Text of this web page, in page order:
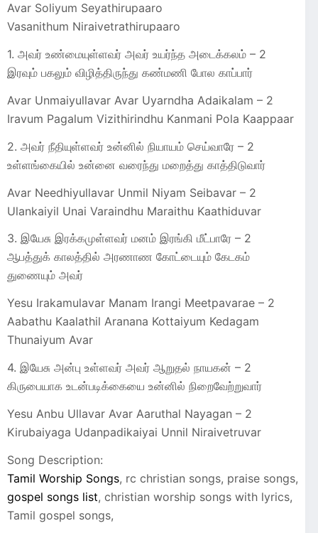
Avar Soliyum Seyathirupaaro
Vasanithum Niraivetrathirupaaro
1. அவர் உண்மையுள்ளவர் அவர் உயர்ந்த அடைக்கலம் – 2
இரவும் பகலும் விழித்திருந்து கண்மணி போல காப்பார்
Avar Unmaiyullavar Avar Uyarndha Adaikalam – 2
Iravum Pagalum Vizithirindhu Kanmani Pola Kaappaar
2. அவர் நீதியுள்ளவர் உன்னில் நியாயம் செய்வாரே – 2
உள்ளங்கையில் உன்னை வரைந்து மறைத்து காத்திடுவார்
Avar Needhiyullavar Unmil Niyam Seibavar – 2
Ulankaiyil Unai Varaindhu Maraithu Kaathiduvar
3. இயேசு இரக்கமுள்ளவர் மனம் இரங்கி மீட்பாரே – 2
ஆபத்துக் காலத்தில் அரணாண கோட்டையும் கேடகம்
துணையும் அவர்
Yesu Irakamulavar Manam Irangi Meetpavarae – 2
Aabathu Kaalathil Aranana Kottaiyum Kedagam
Thunaiyum Avar
4. இயேசு அன்பு உள்ளவர் அவர் ஆறுதல் நாயகன் – 2
கிருபையாக உடன்படிக்கையை உன்னில் நிறைவேற்றுவார்
Yesu Anbu Ullavar Avar Aaruthal Nayagan – 2
Kirubaiyaga Udanpadikaiyai Unnil Niraivetruvar
Song Description:
Tamil Worship Songs, rc christian songs, praise songs,
gospel songs list, christian worship songs with lyrics,
Tamil gospel songs,